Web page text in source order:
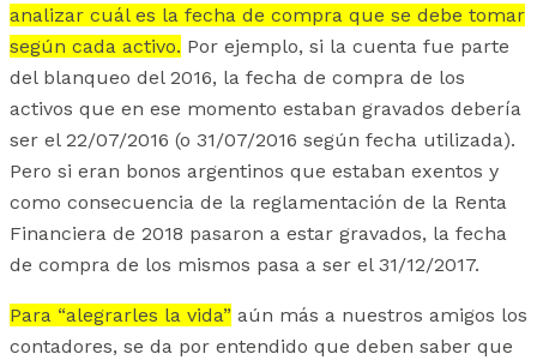
analizar cuál es la fecha de compra que se debe tomar
según cada activo. Por ejemplo, si la cuenta fue parte
del blanqueo del 2016, la fecha de compra de los
activos que en ese momento estaban gravados debería
ser el 22/07/2016 (o 31/07/2016 según fecha utilizada).
Pero si eran bonos argentinos que estaban exentos y
como consecuencia de la reglamentación de la Renta
Financiera de 2018 pasaron a estar gravados, la fecha
de compra de los mismos pasa a ser el 31/12/2017.
Para “alegrarles la vida” aún más a nuestros amigos los
contadores, se da por entendido que deben saber que